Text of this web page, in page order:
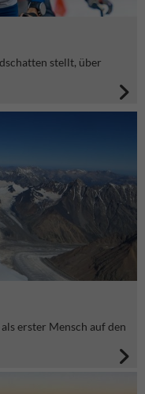
stellt, über
erster Mensch auf den